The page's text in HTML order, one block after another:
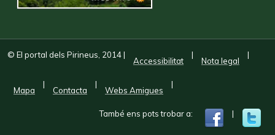
© El portal dels Pirineus, 2014|
Accessibilitat
|
Nota legal
|
Mapa
|
Contacta
|
Webs Amigues
|
També ens pots trobar a: |